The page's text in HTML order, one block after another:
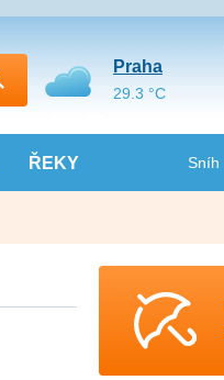
ŘEKY Sníh
Praha
29.3 °C